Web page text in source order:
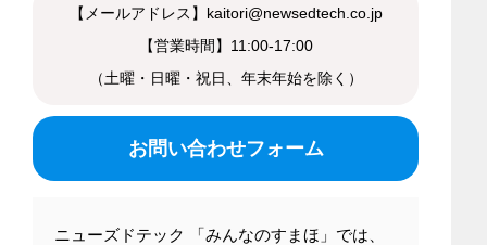
【メールアドレス】kaitori@newsedtech.co.jp
【営業時間】11:00-17:00
（土曜・日曜・祝日、年末年始を除く）
お問い合わせフォーム
ニューズドテック 「みんなのすまほ」では、